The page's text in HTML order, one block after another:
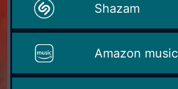
Shazam
Amazon music